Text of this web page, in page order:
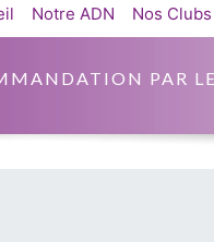
PAR
Notre ADN Nos Clubs